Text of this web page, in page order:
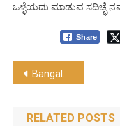
ಒಳ್ಳೆಯದು ಮಾಡುವ ಸದಿಚ್ಛೆ
Share
Post
navigation
Bangalore:ಒತ್ತುವರಿಯಾದ 5-24.08 ಎಕರೆ ಸರ್ಕಾರಿ ಪ್ರದೇಶ ತೆರವು….!
RELATED POSTS